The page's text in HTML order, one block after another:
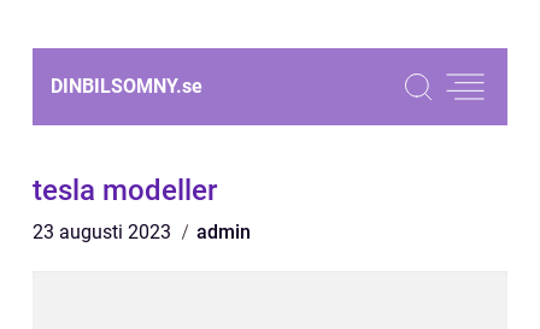
DINBILSOMNY.se
tesla modeller
23 augusti 2023 admin